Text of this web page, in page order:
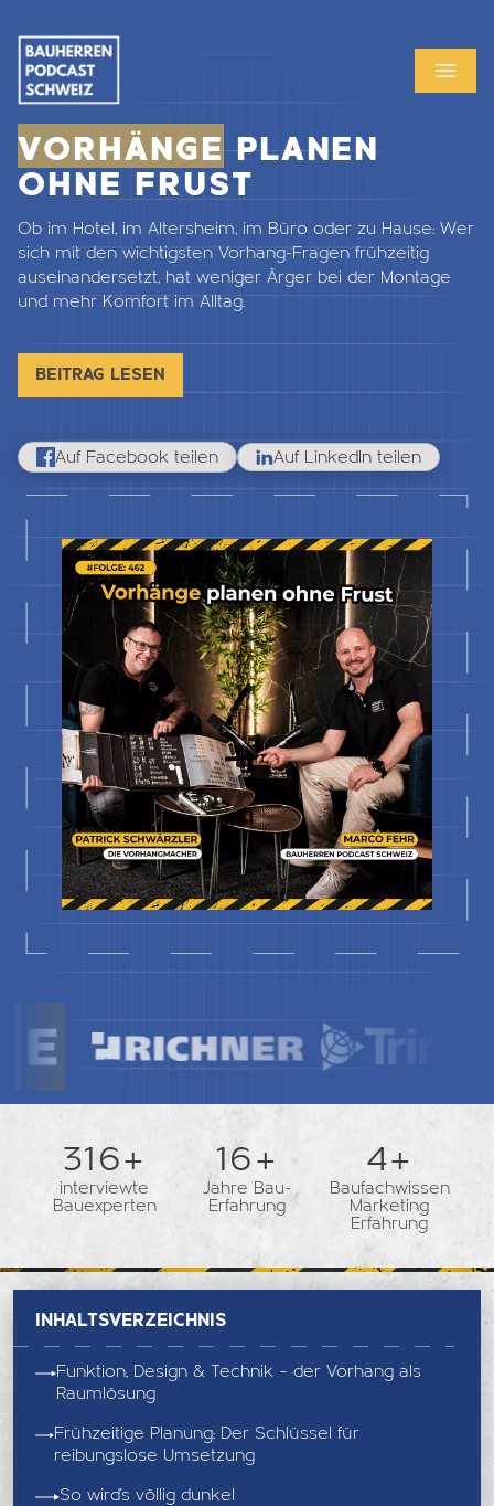
VORHÄNGEPLANEN
OHNE FRUST
Ob im Hotel, im Altersheim, im Büro oder zu Hause: Wer
sich mit den wichtigsten Vorhang-Fragen frühzeitig
auseinandersetzt, hat weniger Ärger bei der Montage
und mehr Komfort im Alltag.
BEITRAG LESEN
Auf Facebook teilen Auf LinkedIn teilen
362+
interviewte
Bauexperten
18+
Jahre Bau-
Erfahrung
5+
Baufachwissen
Marketing
Erfahrung
Inhaltsverzeichnis
Funktion, Design & Technik – der Vorhang als
Raumlösung
Frühzeitige Planung: Der Schlüssel für
reibungslose Umsetzung
So wird’s völlig dunkel